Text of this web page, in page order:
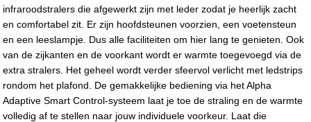
infraroodstralers die afgewerkt zijn met leder zodat je heerlijk zacht
en comfortabel zit. Er zijn hoofdsteunen voorzien, een voetensteun
en een leeslampje. Dus alle faciliteiten om hier lang te genieten. Ook
van de zijkanten en de voorkant wordt er warmte toegevoegd via de
extra stralers. Het geheel wordt verder sfeervol verlicht met ledstrips
rondom het plafond. De gemakkelijke bediening via het Alpha
Adaptive Smart Control-systeem laat je toe de straling en de warmte
volledig af te stellen naar jouw individuele voorkeur. Laat die